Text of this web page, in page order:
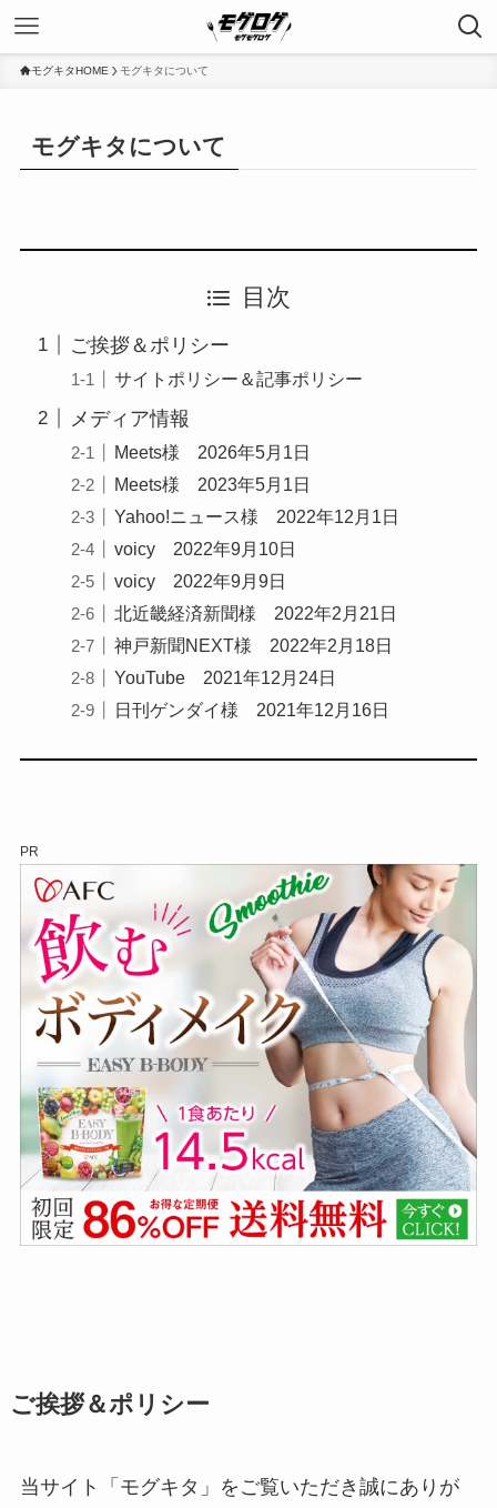
モグキタHOME モグキタについて
モグキタについて
目次
ご挨拶＆ポリシー
サイトポリシー＆記事ポリシー
メディア情報
Meets様 2026年5月1日
Meets様 2023年5月1日
Yahoo!ニュース様 2022年12月1日
voicy 2022年9月10日
voicy 2022年9月9日
北近畿経済新聞様 2022年2月21日
神戸新聞NEXT様 2022年2月18日
YouTube 2021年12月24日
日刊ゲンダイ様 2021年12月16日
PR
ご挨拶＆ポリシー
当サイト「モグキタ」をご覧いただき誠にありが